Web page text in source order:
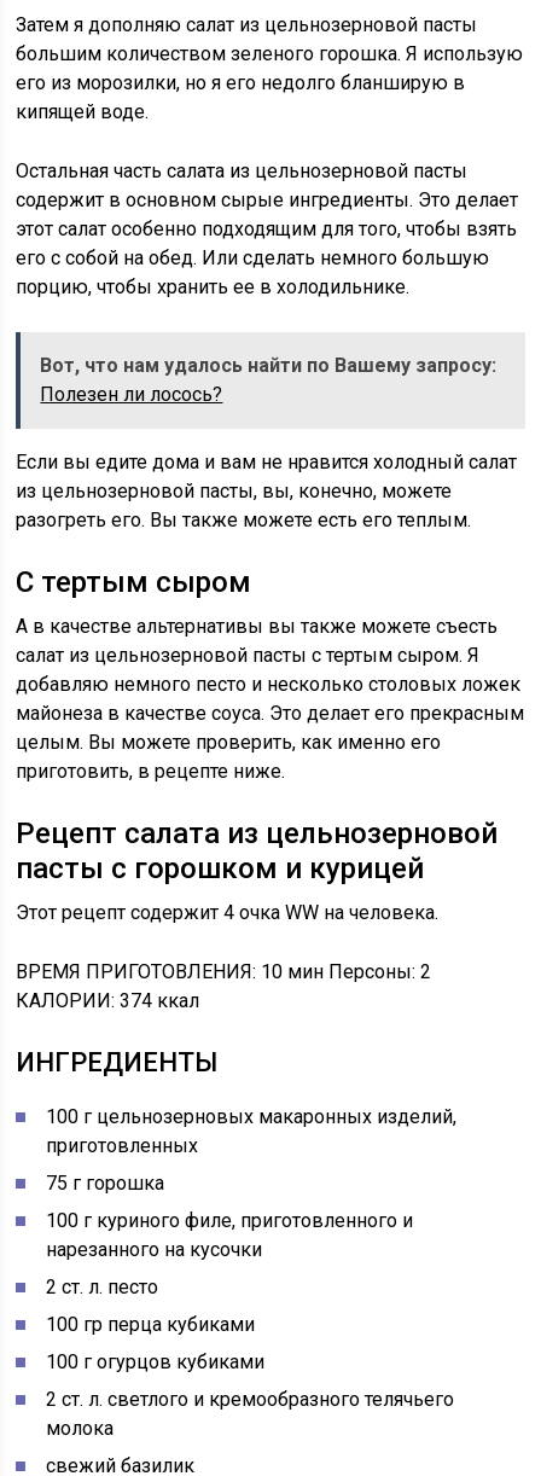
Затем я дополняю салат из цельнозерновой пасты
большим количеством зеленого горошка. Я использую
его из морозилки, но я его недолго бланширую в
кипящей воде.
Остальная часть салата из цельнозерновой пасты
содержит в основном сырые ингредиенты. Это делает
этот салат особенно подходящим для того, чтобы взять
его с собой на обед. Или сделать немного большую
порцию, чтобы хранить ее в холодильнике.
Вот, что нам удалось найти по Вашему запросу:
Полезен ли лосось?
Если вы едите дома и вам не нравится холодный салат
из цельнозерновой пасты, вы, конечно, можете
разогреть его. Вы также можете есть его теплым.
С тертым сыром
А в качестве альтернативы вы также можете съесть
салат из цельнозерновой пасты с тертым сыром. Я
добавляю немного песто и несколько столовых ложек
майонеза в качестве соуса. Это делает его прекрасным
целым. Вы можете проверить, как именно его
приготовить, в рецепте ниже.
Рецепт салата из цельнозерновой
пасты с горошком и курицей
Этот рецепт содержит 4 очка WW на человека.
ВРЕМЯ ПРИГОТОВЛЕНИЯ: 10 мин Персоны: 2
КАЛОРИИ: 374 ккал
ИНГРЕДИЕНТЫ
100 г цельнозерновых макаронных изделий,
приготовленных
75 г горошка
100 г куриного филе, приготовленного и
нарезанного на кусочки
2 ст. л. песто
100 гр перца кубиками
100 г огурцов кубиками
2 ст. л. светлого и кремообразного телячьего
молока
свежий базилик